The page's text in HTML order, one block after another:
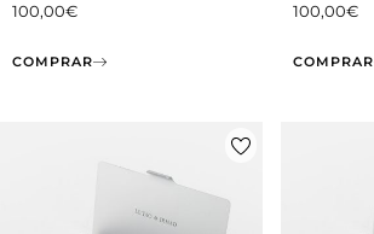
100,00€
COMPRAR
100,00€
COMPRAR